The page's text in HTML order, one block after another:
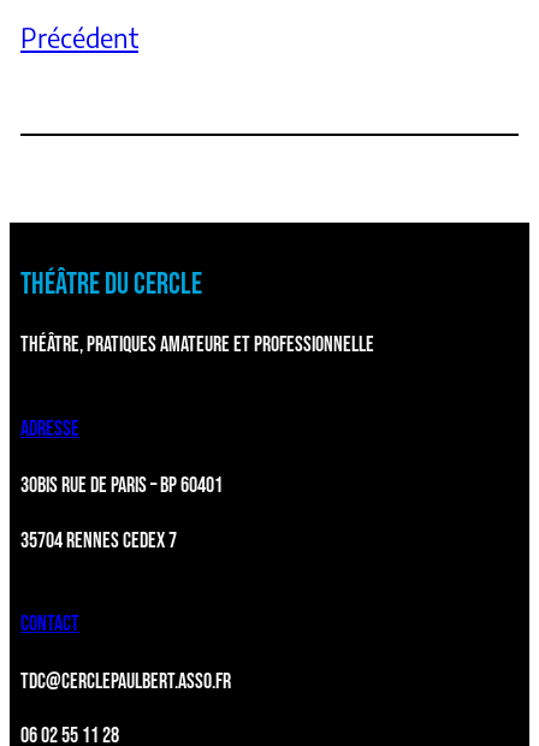
Précédent
THÉÂTRE DU CERCLE
THÉÂTRE, PRATIQUES AMATEURE ET PROFESSIONNELLE
ADRESSE
30BIS RUE DE PARIS – BP 60401
35704 RENNES CEDEX 7
CONTACT
TDC@CERCLEPAULBERT.ASSO.FR
06 02 55 11 28